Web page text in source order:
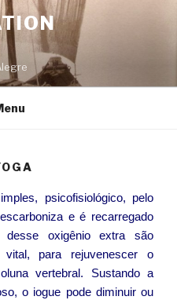
psicofisiológico, pelo
e é recarregado
oxigênio extra são
vital, para rejuvenescer o
vertebral. Sustando a
o iogue pode diminuir ou